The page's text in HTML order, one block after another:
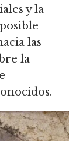
y la
las
la